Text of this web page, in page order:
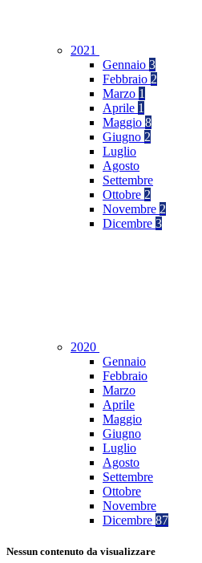
2021
Gennaio 3
Febbraio 2
Marzo 1
Aprile 1
Maggio 8
Giugno 2
Luglio
Agosto
Settembre
Ottobre 2
Novembre 2
Dicembre 3
2020
Gennaio
Febbraio
Marzo
Aprile
Maggio
Giugno
Luglio
Agosto
Settembre
Ottobre
Novembre
Dicembre 87
Nessun contenuto da visualizzare